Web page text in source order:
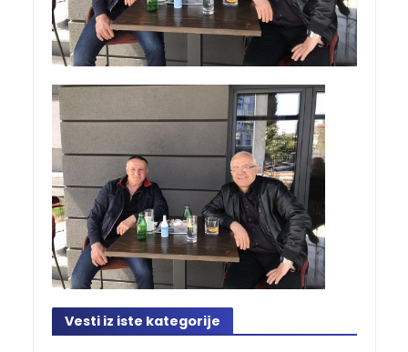
Vesti iz iste kategorije